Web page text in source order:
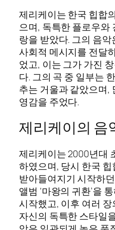
제리케이는 한국 힙합
으며, 독특한 플로우와
랑을 받았다. 그의 음
사회적 메시지를 전달
었고, 이는 그가 가진
다. 그의 곡 중 일부는
추는 거울과 같았으며,
영감을 주었다.
제리케이의 음
제리케이는 2000년대
하였으며, 당시 한국
받아들여지기 시작하
앨범 ‘마왕의 귀환’을
시작했고, 이후 여러
자신의 독특한 스타일